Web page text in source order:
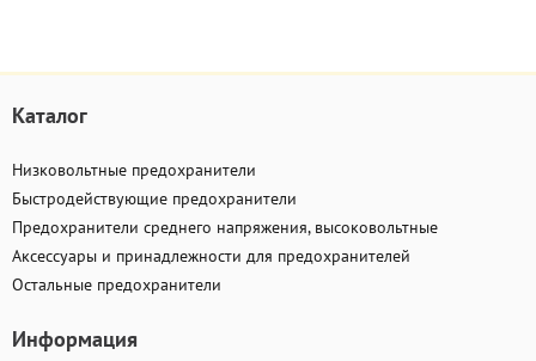
Каталог
Низковольтные предохранители
Быстродействующие предохранители
Предохранители среднего напряжения, высоковольтные
Аксессуары и принадлежности для предохранителей
Остальные предохранители
Информация